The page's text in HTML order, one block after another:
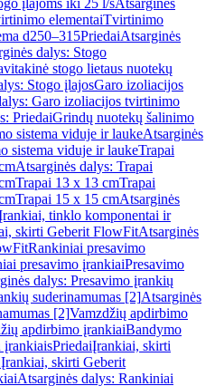
įlajoms iki 25 l/sAtsarginės
elementaiTvirtinimo
d250–315PriedaiAtsarginės
dalys: Stogo
stogo lietaus nuotekų
Stogo įlajosGaro izoliacijos
Garo izoliacijos tvirtinimo
PriedaiGrindų nuotekų šalinimo
sistema viduje ir laukeAtsarginės
sistema viduje ir laukeTrapai
Atsarginės dalys: Trapai
Trapai 13 x 13 cmTrapai
Trapai 15 x 15 cmAtsarginės
tinklo komponentai ir
skirti Geberit FlowFitAtsarginės
Rankiniai presavimo
presavimo įrankiaiPresavimo
dalys: Presavimo įrankių
suderinamumas [2]Atsarginės
[2]Vamzdžių apdirbimo
apdirbimo įrankiaiBandymo
įrankiaisPriedaiĮrankiai, skirti
skirti Geberit
Atsarginės dalys: Rankiniai